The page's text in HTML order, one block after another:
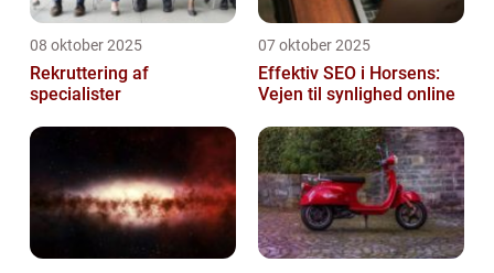
08 oktober 2025
Rekruttering af
specialister
07 oktober 2025
Effektiv SEO i Horsens:
Vejen til synlighed online